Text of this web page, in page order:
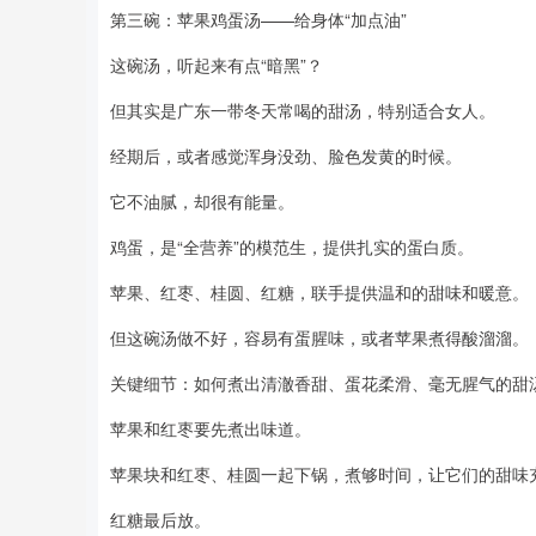
第三碗：苹果鸡蛋汤——给身体“加点油”
这碗汤，听起来有点“暗黑”？
但其实是广东一带冬天常喝的甜汤，特别适合女人。
经期后，或者感觉浑身没劲、脸色发黄的时候。
它不油腻，却很有能量。
鸡蛋，是“全营养”的模范生，提供扎实的蛋白质。
苹果、红枣、桂圆、红糖，联手提供温和的甜味和暖意。
但这碗汤做不好，容易有蛋腥味，或者苹果煮得酸溜溜。
关键细节：如何煮出清澈香甜、蛋花柔滑、毫无腥气的甜
苹果和红枣要先煮出味道。
苹果块和红枣、桂圆一起下锅，煮够时间，让它们的甜味
红糖最后放。